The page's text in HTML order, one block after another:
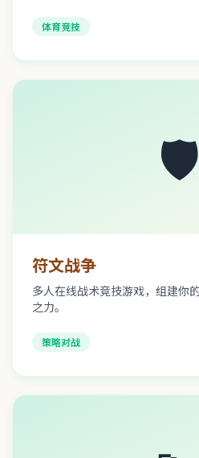
体育竞技
🛡️
符文战争
多人在线战术竞技游戏，组建你
之力。
策略对战